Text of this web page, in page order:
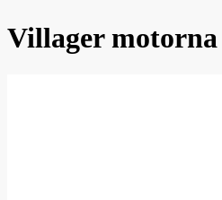
Villager motorna